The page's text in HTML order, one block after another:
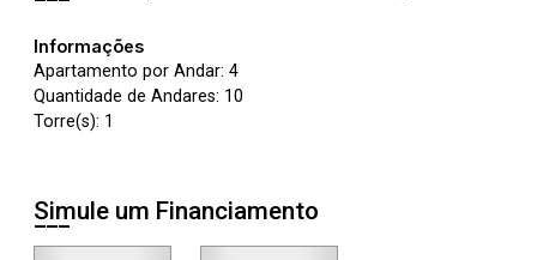
Informações
Apartamento por Andar: 4
Quantidade de Andares: 10
Torre(s): 1
Simule um Financiamento